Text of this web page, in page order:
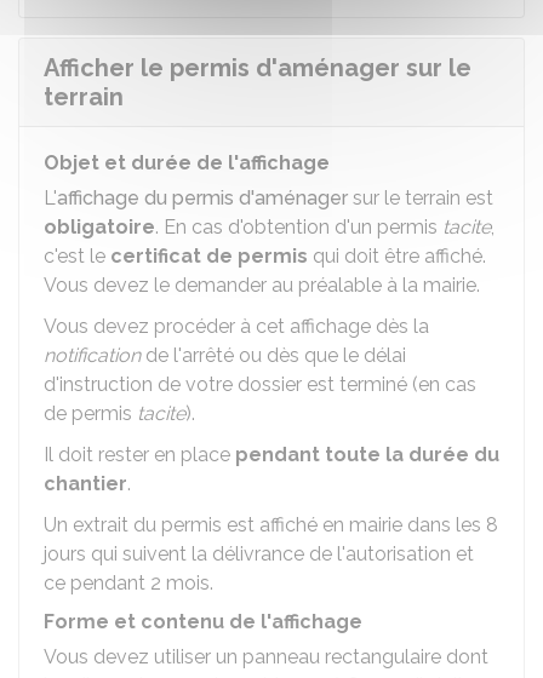
Afficher le permis d'aménager sur le
terrain
Objet et durée de l'affichage
L'affichage du permis d'aménager sur le terrain est
obligatoire. En cas d'obtention d'un permis tacite,
c'est le certificat de permis qui doit être affiché.
Vous devez le demander au préalable à la mairie.
Vous devez procéder à cet affichage dès la
notificationde l'arrêté ou dès que le délai
d'instruction de votre dossier est terminé (en cas
de permis tacite).
Il doit rester en place pendant toute la durée du
chantier.
Un extrait du permis est affiché en mairie dans les 8
jours qui suivent la délivrance de l'autorisation et
ce pendant 2 mois.
Forme et contenu de l'affichage
Vous devez utiliser un panneau rectangulaire dont